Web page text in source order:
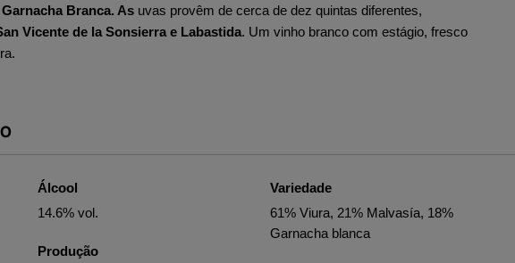
Garnacha Branca. As uvas provêm de cerca de dez quintas diferentes,
Vicente de la Sonsierra e Labastida. Um vinho branco com estágio, fresco
Álcool
14.6% vol.
Produção
Variedade
61% Viura, 21% Malvasía, 18%
Garnacha blanca